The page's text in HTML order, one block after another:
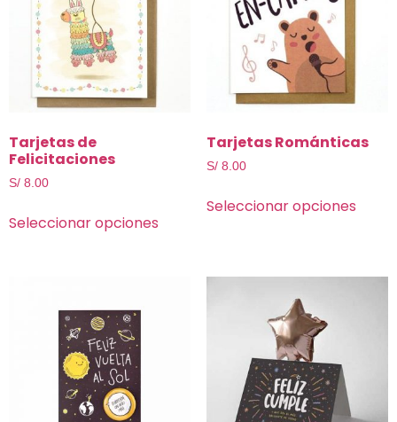
Tarjetas de
Felicitaciones
S/ 8.00
Seleccionar opciones
Tarjetas Románticas
S/8.00
Seleccionar opciones